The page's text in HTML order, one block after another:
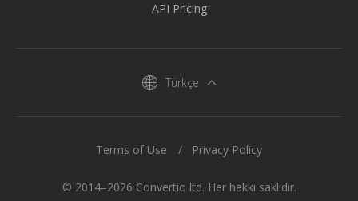
API Pricing
Türkçe
© 2014–2026 Convertio ltd. Her hakkı saklıdır.
Terms of Use Privacy Policy